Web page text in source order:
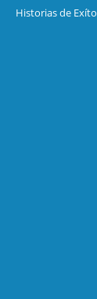
Historias de Exíto